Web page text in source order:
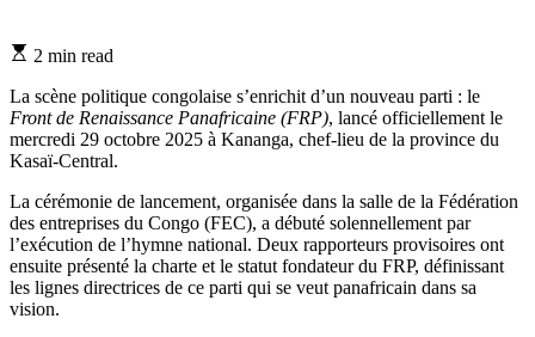
Estimated
time
2 min read
La scène politique congolaise s’enrichit d’un nouveau parti : le
Front de Renaissance Panafricaine (FRP), lancé officiellement le
mercredi 29 octobre 2025 à Kananga, chef-lieu de la province du
Kasaï-Central.
La cérémonie de lancement, organisée dans la salle de la Fédération
des entreprises du Congo (FEC), a débuté solennellement par
l’exécution de l’hymne national. Deux rapporteurs provisoires ont
ensuite présenté la charte et le statut fondateur du FRP, définissant
les lignes directrices de ce parti qui se veut panafricain dans sa
vision.